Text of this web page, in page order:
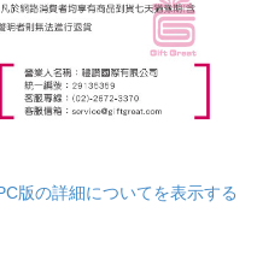
版の詳細についてを表示する